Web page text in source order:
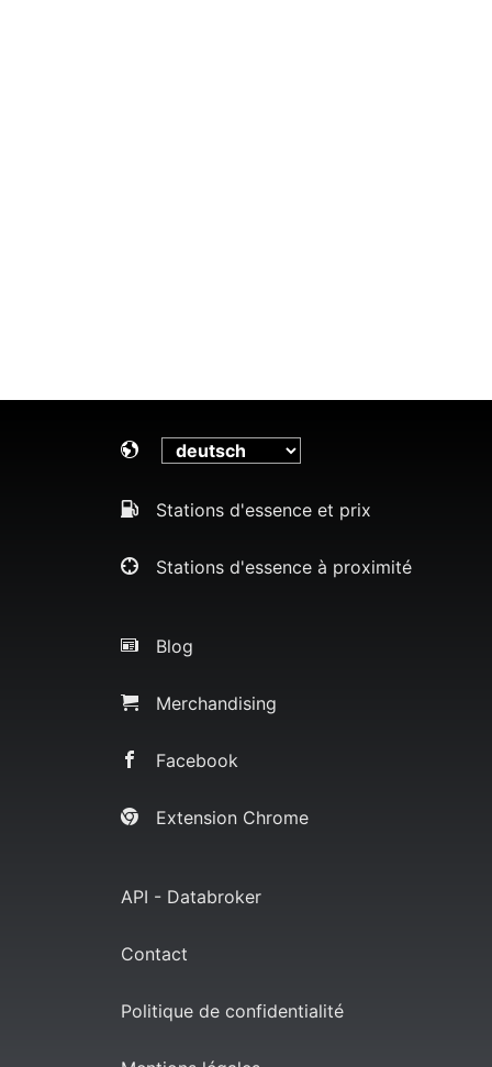
Stations d'essence et prix
Stations d'essence à proximité
Blog
Merchandising
Facebook
Extension Chrome
API - Databroker
Contact
Politique de confidentialité